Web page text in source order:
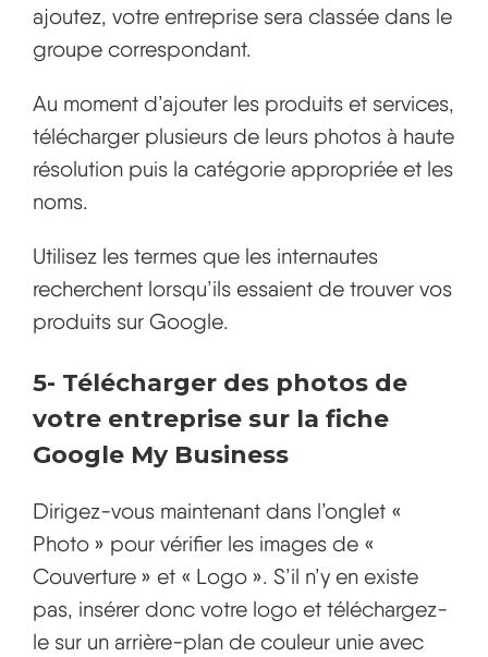
ajoutez, votre entreprise sera classée dans le
groupe correspondant.
Au moment d’ajouter les produits et services,
télécharger plusieurs de leurs photos à haute
résolution puis la catégorie appropriée et les
noms.
Utilisez les termes que les internautes
recherchent lorsqu’ils essaient de trouver vos
produits sur Google.
5- Télécharger des photos de
votre entreprise sur la fiche
Google My Business
Dirigez-vous maintenant dans l’onglet «
Photo » pour vérifier les images de «
Couverture » et « Logo ». S’il n’y en existe
pas, insérer donc votre logo et téléchargez-
le sur un arrière-plan de couleur unie avec